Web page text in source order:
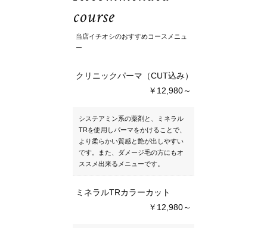
course
当店イチオシのおすすめコースメニュ
ー
クリニックパーマ（CUT込み）
￥12,980～
システアミン系の薬剤と、ミネラル
TRを使用しパーマをかけることで、
より柔らかい質感と艶が出しやすい
です。また、ダメージ毛の方にもオ
ススメ出来るメニューです。
ミネラルTRカラーカット
￥12,980～